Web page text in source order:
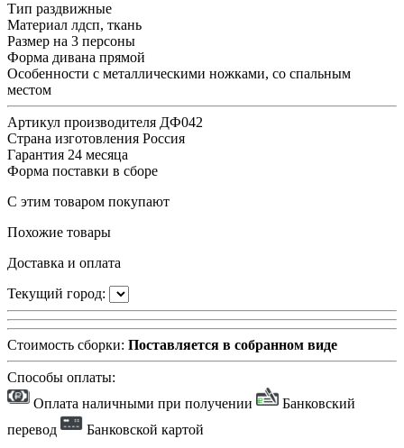
Тип раздвижные
Материал лдсп, ткань
Размер на 3 персоны
Форма дивана прямой
Особенности с металлическими ножками, со спальным
местом
Артикул производителя ДФ042
Страна изготовления Россия
Гарантия 24 месяца
Форма поставки в сборе
С этим товаром покупают
Похожие товары
Доставка и оплата
Текущий город:
Стоимость сборки: Поставляется в собранном виде
Способы оплаты:
Оплата наличными при получении
Банковский
перевод
Банковской картой